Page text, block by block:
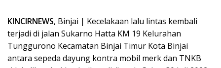
KINCIRNEWS, Binjai | Kecelakaan lalu lintas kembali
terjadi di jalan Sukarno Hatta KM 19 Kelurahan
Tunggurono Kecamatan Binjai Timur Kota Binjai
antara sepeda dayung kontra mobil merk dan TNKB